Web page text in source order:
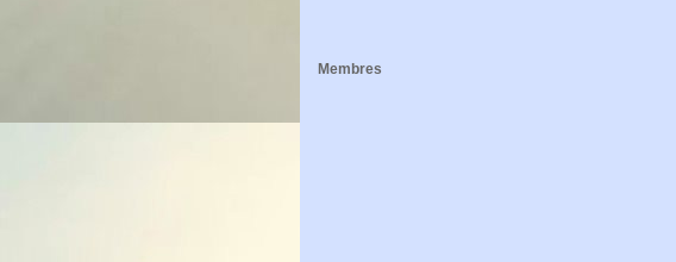
Membres